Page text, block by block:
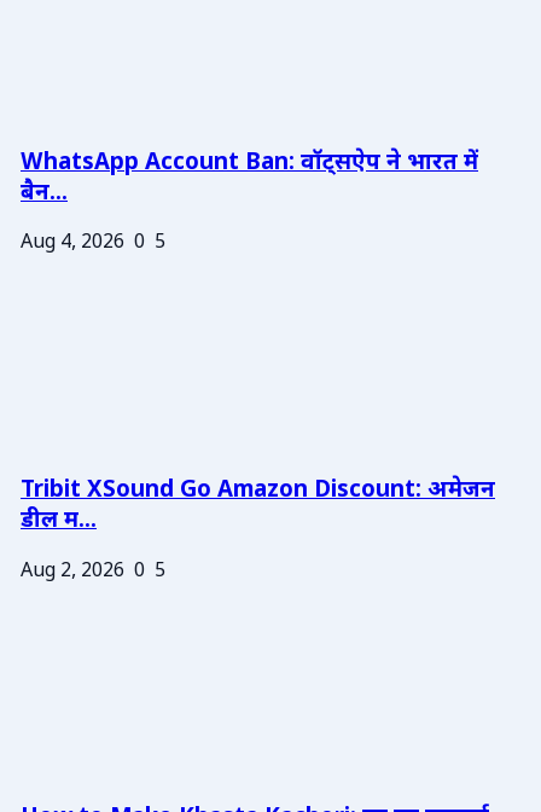
WhatsApp Account Ban: वॉट्सऐप ने भारत में
बैन...
Aug 4, 2026 0 5
Tribit XSound Go Amazon Discount: अमेजन
डील म...
Aug 2, 2026 0 5